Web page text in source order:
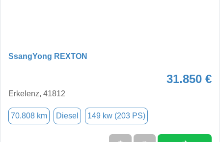
SsangYong REXTON
31.850 €
Erkelenz, 41812
70.808 km Diesel 149 kw (203 PS)